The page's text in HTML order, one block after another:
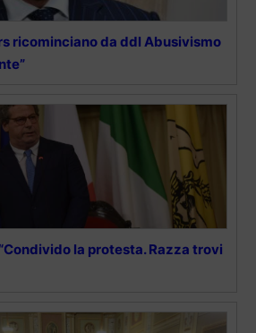
ricominciano da ddl Abusivismo
la protesta. Razza trovi